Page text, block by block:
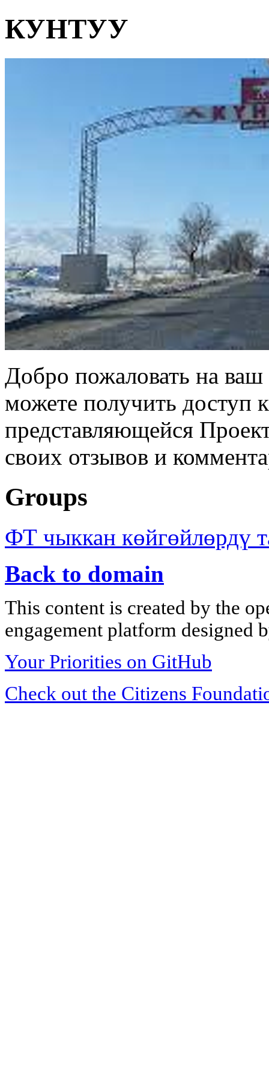
КУНТУУ
Добро пожаловать на
можете получить доступ
представляющейся
своих отзывов и
Groups
ФТ чыккан көйгөйлөрдү
Back to domain
This content is created by the
engagement platform designed
Your Priorities on GitHub
Check out the Citizens